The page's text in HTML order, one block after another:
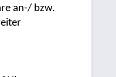
an-/ bzw.